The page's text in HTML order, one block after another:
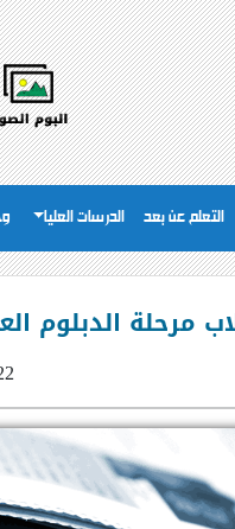
التعلم عن بعد الدرسات العليا
الدبلوم العام في